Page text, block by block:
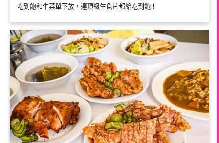
吃到飽和牛菜單下放，連頂級生魚片都給吃到飽！